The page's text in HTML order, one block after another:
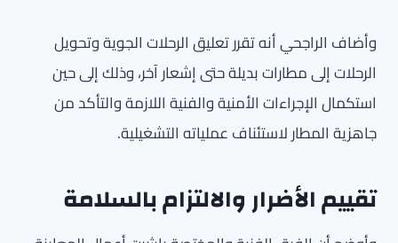
وأضاف الراجحي أنه تقرر تعليق الرحلات الجوية وتحويل
الرحلات إلى مطارات بديلة حتى إشعار آخر، وذلك إلى حين
استكمال الإجراءات الأمنية والفنية اللازمة والتأكد من
جاهزية المطار لاستئناف عملياته التشغيلية.
تقييم الأضرار والالتزام بالسلامة